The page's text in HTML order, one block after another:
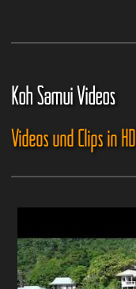
Koh Samui Videos
Videos und Clips in